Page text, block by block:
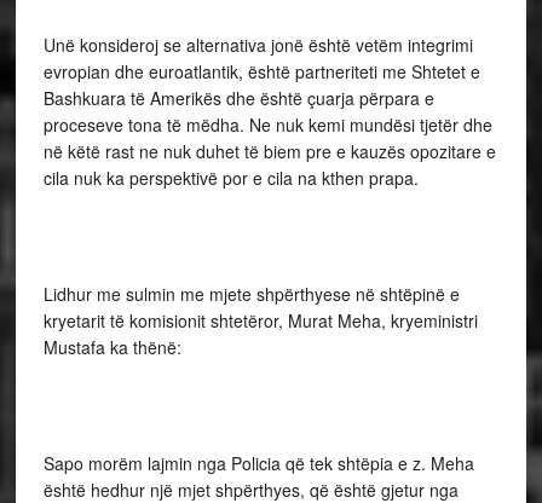
Unë konsideroj se alternativa jonë është vetëm integrimi
evropian dhe euroatlantik, është partneriteti me Shtetet e
Bashkuara të Amerikës dhe është çuarja përpara e
proceseve tona të mëdha. Ne nuk kemi mundësi tjetër dhe
në këtë rast ne nuk duhet të biem pre e kauzës opozitare e
cila nuk ka perspektivë por e cila na kthen prapa.
Lidhur me sulmin me mjete shpërthyese në shtëpinë e
kryetarit të komisionit shtetëror, Murat Meha, kryeministri
Mustafa ka thënë:
Sapo morëm lajmin nga Policia që tek shtëpia e z. Meha
është hedhur një mjet shpërthyes, që është gjetur nga